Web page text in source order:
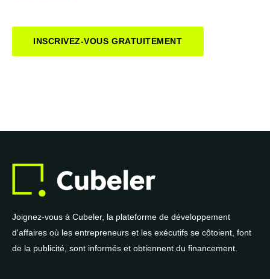
INSCRIVEZ-VOUS GRATUITEMENT
Joignez-vous à Cubeler, la plateforme de développement
d'affaires où les entrepreneurs et les exécutifs se côtoient, font
de la publicité, sont informés et obtiennent du financement.